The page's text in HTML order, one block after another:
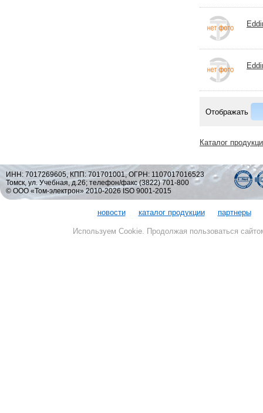
Отображать
Каталог
ИНН: 7017269605, КПП: 701701001, ОГРН: 1107017016523
Томск, ул. Учебная, д.26; телефон/факс (3822) 701-800
© ООО «Том-электрон» 2010-2026 ISO 9001-2015
новости каталог продукции партнеры
Используем Cookie. Продолжая пользоваться